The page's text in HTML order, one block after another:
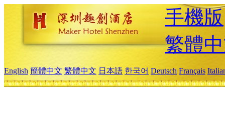
手機版
繁體
English 簡體中文 繁體中文 日本語 한국어 Deutsch Français